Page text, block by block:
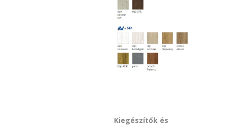
Kiegészítők és